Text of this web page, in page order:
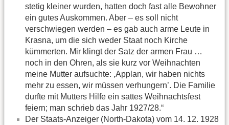
stetig kleiner wurden, hatten doch fast alle Bewohner
ein gutes Auskommen. Aber – es soll nicht
verschwiegen werden – es gab auch arme Leute in
Krasna, um die sich weder Staat noch Kirche
kümmerten. Mir klingt der Satz der armen Frau …
noch in den Ohren, als sie kurz vor Weihnachten
meine Mutter aufsuchte: ‚Applan, wir haben nichts
mehr zu essen, wir müssen verhungern’. Die Familie
durfte mit Mutters Hilfe ein sattes Weihnachtsfest
feiern; man schrieb das Jahr 1927/28.“
Der Staats-Anzeiger (North-Dakota) vom 14. 12. 1928